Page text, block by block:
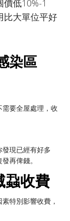
低10%-1
比大單位平好
染區
要全屋處理，收
現已經有好多
再俾錢。
蝨收費
特別影響收費，